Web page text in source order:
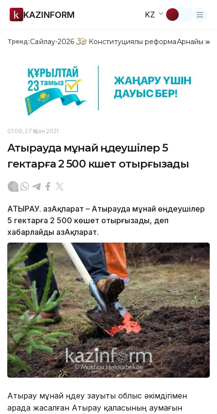
KAZINFORM KZ
Тренд:Сайлау-2026 Конституциялық реформаАрнайы
01:09, 27 Қазан 2021
Атырауда мұнай өңдеушілер 5
гектарға 2 500 көшет отырғызады
АТЫРАУ. ҚазАқпарат – Атырауда мұнай өңдеушілер
5 гектарға 2 500 көшет отырғызады, деп
хабарлайды ҚазАқпарат.
Атырау мұнай өңдеу зауыты облыс әкімдігімен
арада жасалған Атырау қаласының аумағын